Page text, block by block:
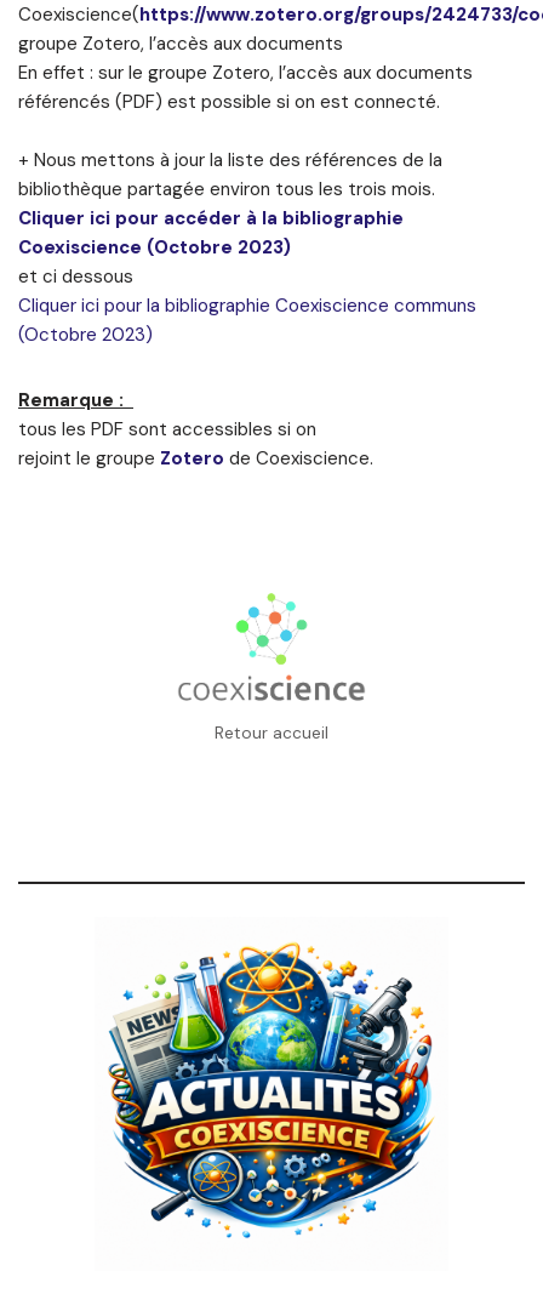
Coexiscience(https://www.zotero.org/groups/2424733/
groupe Zotero, l’accès aux documents
En effet : sur le groupe Zotero, l’accès aux documents
référencés (PDF) est possible si on est connecté.
+ Nous mettons à jour la liste des références de la
bibliothèque partagée environ tous les trois mois.
Cliquer ici pour accéder à la bibliographie
Coexiscience (Octobre 2023)
et ci dessous
Cliquer ici pour la bibliographie Coexiscience communs
(Octobre 2023)
Remarque :
tous les PDF sont accessibles si on
rejoint le groupe Zotero de Coexiscience.
Retour accueil